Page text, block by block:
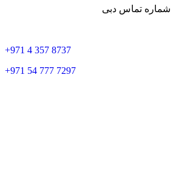
شماره تماس دبی
+971 4 357 8737
+971 54 777 7297